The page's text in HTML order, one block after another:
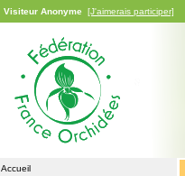
Visiteur Anonyme [J'aimerais participer]
Accueil